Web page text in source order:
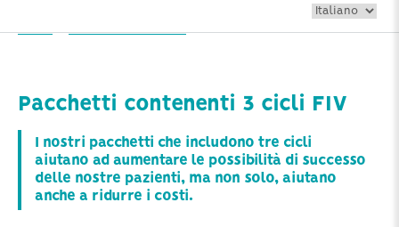
Home Prezzi dei trattamenti Pacchetti contenenti 3 cicli FIV
Pacchetti contenenti 3 cicli FIV
I nostri pacchetti che includono tre cicli
aiutano ad aumentare le possibilità di successo
delle nostre pazienti, ma non solo, aiutano
anche a ridurre i costi.